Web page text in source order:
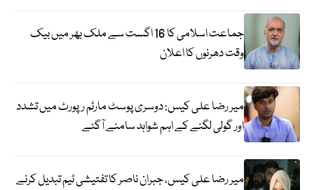
جماعت اسلامی کا 16 اگست سے ملک بھر میں بیک
وقت دھرنوں کا اعلان
میر رضا علی کیس: دوسری پوسٹ مارٹم رپورٹ میں تشدد
اور گولی لگنے کے اہم شواہد سامنے آگئے
میر رضا علی کیس، جبران ناصر کا تفتیشی ٹیم تبدیل کرنے